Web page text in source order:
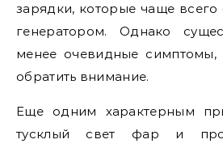
зарядки, которые чаще
генератором. Однако
менее очевидные симптомы,
обратить внимание.
Еще одним характерным
тусклый свет фар и